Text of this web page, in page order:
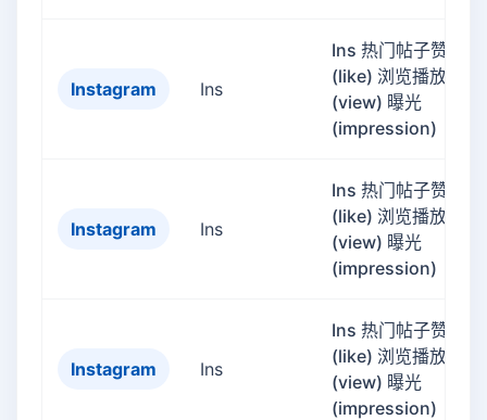
Instagram Ins
Ins 热门帖子赞
(like) 浏览播放量
(view) 曝光
(impression)
Instagram Ins
Ins 热门帖子赞
(like) 浏览播放量
(view) 曝光
(impression)
Instagram Ins
Ins 热门帖子赞
(like) 浏览播放量
(view) 曝光
(impression)